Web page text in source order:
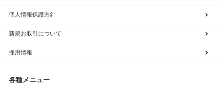
個人情報保護方針
新規お取引について
採用情報
各種メニュー